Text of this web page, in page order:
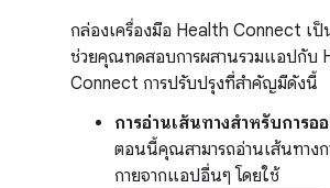
กล่องเครื่องมือ Health Connect เป็
ช่วยคุณทดสอบการผสานรวมแอปกับ
Connect การปรับปรุงที่สำคัญมีดังนี้
การอ่านเส้นทางสำหรับการอ
ตอนนี้คุณสามารถอ่านเส้นทางก
กายจากแอปอื่นๆ โดยใช้